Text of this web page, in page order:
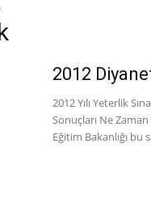
2012
2012 Yılı Yeterlik
Sonuçları Ne
Eğitim Bakanlığı